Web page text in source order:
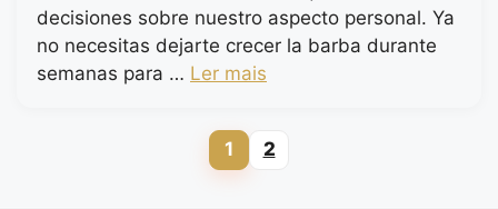
decisiones sobre nuestro aspecto personal. Ya
no necesitas dejarte crecer la barba durante
semanas para … Ler mais
Page
1 Page
2